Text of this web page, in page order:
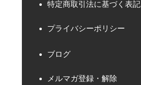
特定商取引法に基づく表記
プライバシーポリシー
ブログ
メルマガ登録・解除